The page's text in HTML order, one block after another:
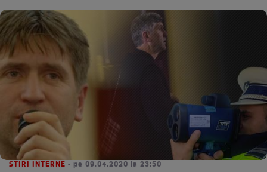
STIRI INTERNE • pe 09.04.2020 la 23:50